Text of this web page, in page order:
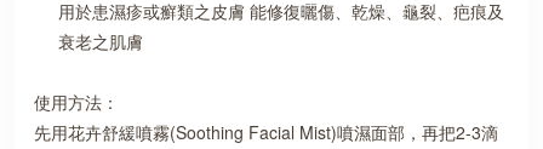
用於患濕疹或癬類之皮膚 能修復曬傷、乾燥、龜裂、疤痕及
衰老之肌膚
使用方法：
先用花卉舒緩噴霧(Soothing Facial Mist)噴濕面部，再把2-3滴